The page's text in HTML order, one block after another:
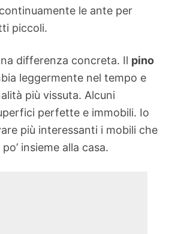
le ante per
piccoli.
differenza concreta. Il pino
leggermente nel tempo e
più vissuta. Alcuni
perfette e immobili. Io
più interessanti i mobili che
insieme alla casa.